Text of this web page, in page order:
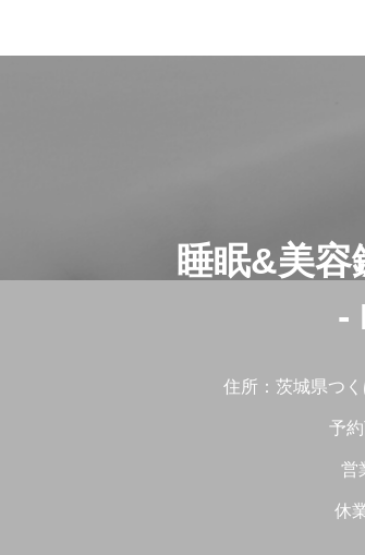
睡眠&美
-
住所：茨城県つ
予
営
休